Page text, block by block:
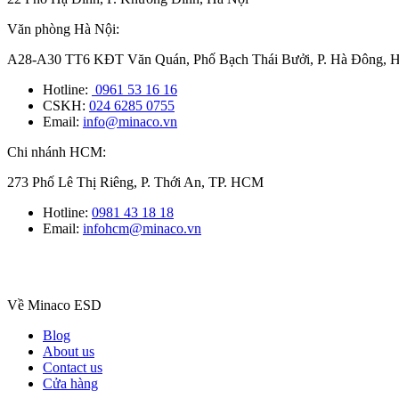
Văn phòng Hà Nội:
A28-A30 TT6 KĐT Văn Quán, Phố Bạch Thái Bưởi, P. Hà Đông,
Hotline: 0961 53 16 16
CSKH: 024 6285 0755
Email: info@minaco.vn
Chi nhánh HCM:
273 Phố Lê Thị Riêng, P. Thới An, TP. HCM
Hotline: 0981 43 18 18
Email: infohcm@minaco.vn
Về Minaco ESD
Blog
About us
Contact us
Cửa hàng